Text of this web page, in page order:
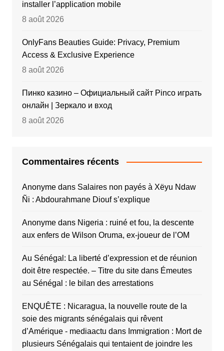
installer l’application mobile
8 août 2026
OnlyFans Beauties Guide: Privacy, Premium
Access & Exclusive Experience
8 août 2026
Пинко казино – Официальный сайт Pinco играть
онлайн | Зеркало и вход
8 août 2026
Commentaires récents
Anonymedans Salaires non payés à Xëyu Ndaw
Ñi : Abdourahmane Diouf s’explique
Anonymedans Nigeria : ruiné et fou, la descente
aux enfers de Wilson Oruma, ex-joueur de l’OM
Au Sénégal: La liberté d’expression et de réunion
doit être respectée. – Titre du sitedans Émeutes
au Sénégal : le bilan des arrestations
ENQUÊTE : Nicaragua, la nouvelle route de la
soie des migrants sénégalais qui rêvent
d’Amérique - mediaactu dans Immigration : Mort de
plusieurs Sénégalais qui tentaient de joindre les